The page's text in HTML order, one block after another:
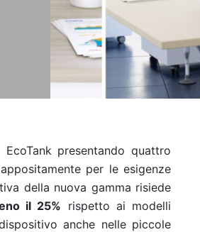
presentando quattro
per le esigenze
della nuova gamma risiede
il 25% rispetto ai modelli
anche nelle piccole